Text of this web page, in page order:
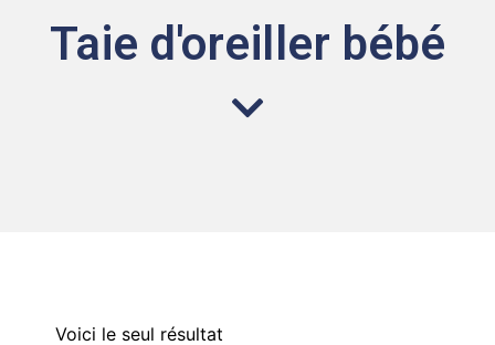
Taie d'oreiller bébé
Voici le seul résultat